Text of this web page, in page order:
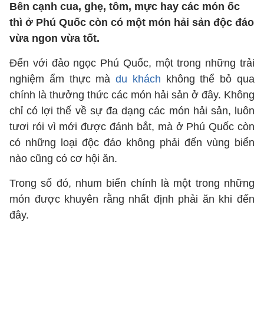
Bên cạnh cua, ghẹ, tôm, mực hay các món ốc
thì ở Phú Quốc còn có một món hải sản độc đáo
vừa ngon vừa tốt.
Đến với đảo ngọc Phú Quốc, một trong những trải
nghiệm ẩm thực màdu khách không thể bỏ qua
chính là thưởng thức các món hải sản ở đây. Không
chỉ có lợi thế về sự đa dạng các món hải sản, luôn
tươi rói vì mới được đánh bắt, mà ở Phú Quốc còn
có những loại độc đáo không phải đến vùng biển
nào cũng có cơ hội ăn.
Trong số đó, nhum biển chính là một trong những
món được khuyên rằng nhất định phải ăn khi đến
đây.